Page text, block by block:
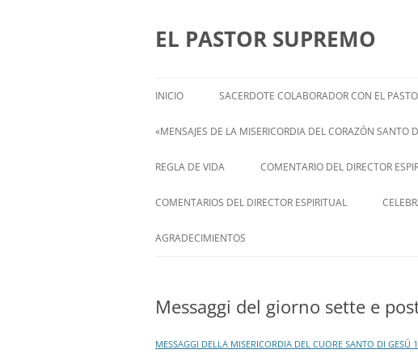
EL PASTOR SUPREMO
INICIO SACERDOTE COLABORADOR CON EL
«MENSAJES DE LA MISERICORDIA DEL CORAZÓN SANTO
ENGLISH
FRANÇAIS
ITALIANI
REGLA DE VIDA COMENTARIO DEL DIRECTOR
COMENTARIOS DEL DIRECTOR ESPIRITUAL
STATEMENT FROM THE SPIRITUAL
AGRADECIMIENTOS
Messaggi del giorno sette e
MESSAGGI DELLA MISERICORDIA DEL CUORE SANTO DI GESÚ